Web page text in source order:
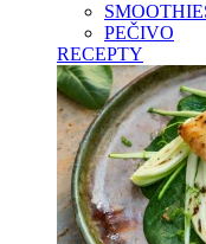
PEČIVO
RECEPTY